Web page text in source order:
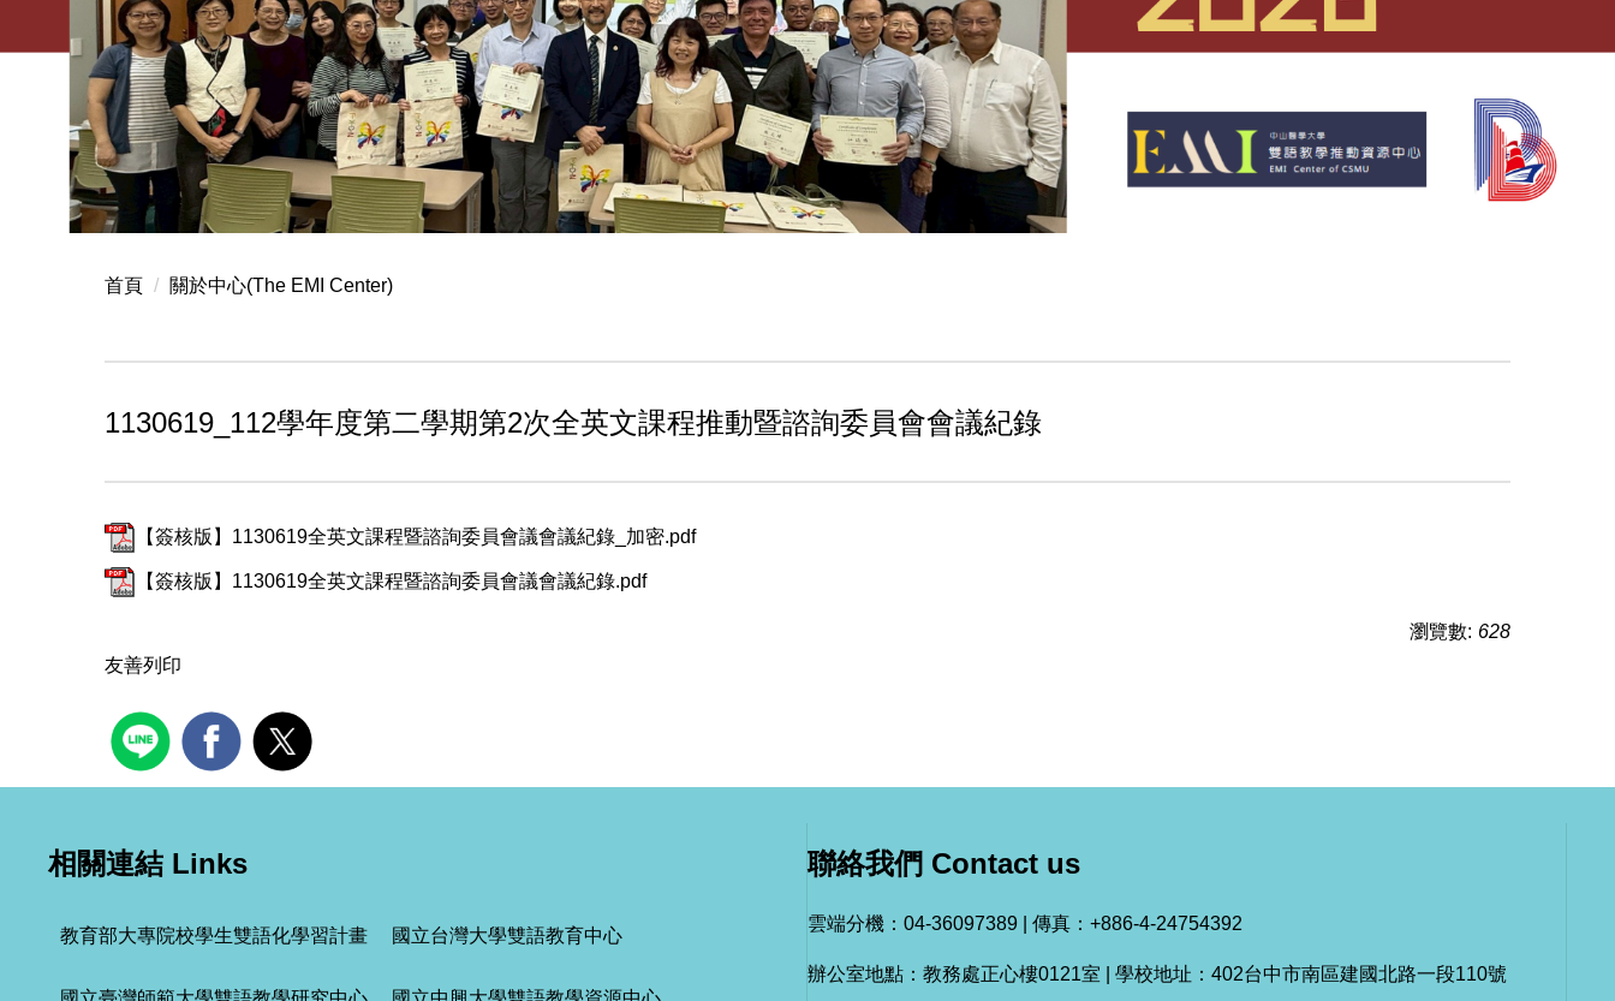
首頁 關於中心(The EMI Center)
1130619_112學年度第二學期第2次全英文課程推動暨諮詢委員會會議紀錄
【簽核版】1130619全英文課程暨諮詢委員會議會議紀錄_加密.pdf
【簽核版】1130619全英文課程暨諮詢委員會議會議紀錄.pdf
瀏覽數: 628
友善列印
相關連結 Links
教育部大專院校學生雙語化學習計畫 國立台灣大學雙語教育中心
聯絡我們 Contact us
雲端分機：04-36097389 | 傳真：+886-4-24754392
辦公室地點：教務處正心樓0121室 | 學校地址：402台中市南區建國北路一段110號